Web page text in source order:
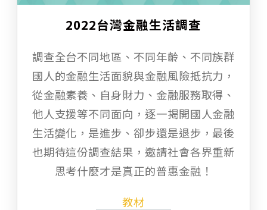
2022台灣金融生活調查
調查全台不同地區、不同年齡、不同族群
國人的金融生活面貌與金融風險抵抗力，
從金融素養、自身財力、金融服務取得、
他人支援等不同面向，逐一揭開國人金融
生活變化，是進步、卻步還是退步，最後
也期待這份調查結果，邀請社會各界重新
思考什麼才是真正的普惠金融！
教材